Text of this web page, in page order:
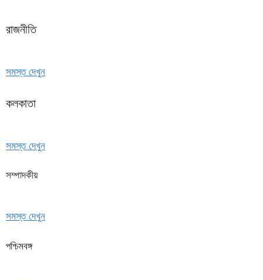
রাজনীতি
সমস্ত দেখুন
কলকাতা
সমস্ত দেখুন
সম্পাদকীয়
সমস্ত দেখুন
পশ্চিমবঙ্গ